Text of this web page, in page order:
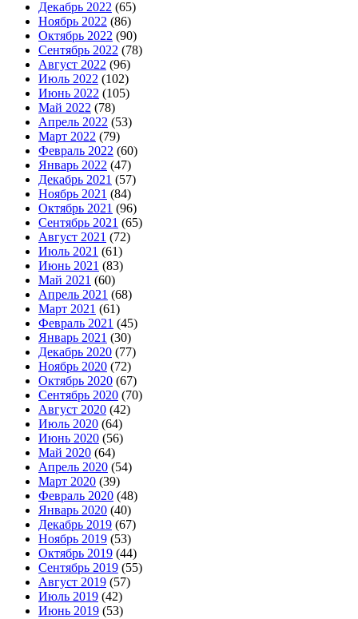
Декабрь 2022 (65)
Ноябрь 2022 (86)
Октябрь 2022 (90)
Сентябрь 2022 (78)
Август 2022 (96)
Июль 2022 (102)
Июнь 2022 (105)
Май 2022 (78)
Апрель 2022 (53)
Март 2022 (79)
Февраль 2022 (60)
Январь 2022 (47)
Декабрь 2021 (57)
Ноябрь 2021 (84)
Октябрь 2021 (96)
Сентябрь 2021 (65)
Август 2021 (72)
Июль 2021 (61)
Июнь 2021 (83)
Май 2021 (60)
Апрель 2021 (68)
Март 2021 (61)
Февраль 2021 (45)
Январь 2021 (30)
Декабрь 2020 (77)
Ноябрь 2020 (72)
Октябрь 2020 (67)
Сентябрь 2020 (70)
Август 2020 (42)
Июль 2020 (64)
Июнь 2020 (56)
Май 2020 (64)
Апрель 2020 (54)
Март 2020 (39)
Февраль 2020 (48)
Январь 2020 (40)
Декабрь 2019 (67)
Ноябрь 2019 (53)
Октябрь 2019 (44)
Сентябрь 2019 (55)
Август 2019 (57)
Июль 2019 (42)
Июнь 2019 (53)